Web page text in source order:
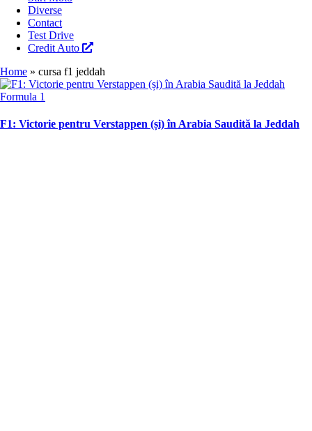
Diverse
Contact
Test Drive
Credit Auto
Home » cursa f1 jeddah
Posted
Formula 1
F1: Victorie pentru Verstappen (și) în Arabia Saudită la Jeddah